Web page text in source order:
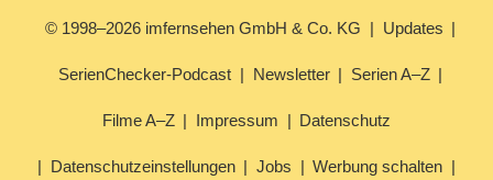
© 1998–2026 imfernsehen GmbH & Co. KG Updates
SerienChecker-Podcast Newsletter Serien A–Z
Filme A–Z Impressum Datenschutz
Datenschutzeinstellungen Jobs Werbung schalten